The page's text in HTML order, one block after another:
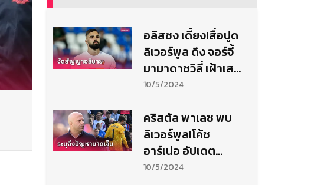
อลิสซง เดี้ยง!สื่อปูด
ลิเวอร์พูล ดึง จอร์จี้
มามาดาชวิลี่ เฝ้าเสา
ได้มั้ย
10/5/2024
คริสตัล พาเลซ พบ
ลิเวอร์พูล!โค้ช
อาร์เน่อ อัปเดต
อาการบาดเจ็บ อ
10/5/2024